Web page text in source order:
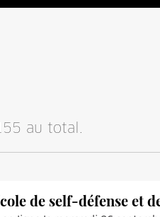
au total.
de self-défense et